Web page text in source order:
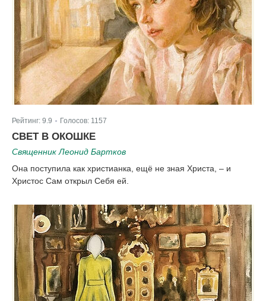
Рейтинг: 9.9 Голосов: 1157
СВЕТ В ОКОШКЕ
Священник Леонид Бартков
Она поступила как христианка, ещё не зная Христа, – и
Христос Сам открыл Себя ей.